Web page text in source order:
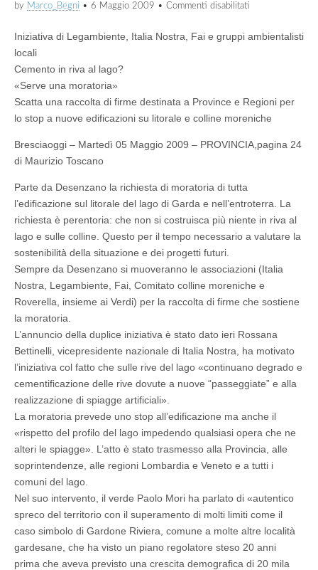
by Marco_Begni • 6 Maggio 2009 • Commenti disabilitati
riva
Iniziativa di Legambiente, Italia Nostra, Fai e gruppi ambientalisti
locali
Cemento in riva al lago?
«Serve una moratoria»
Scatta una raccolta di firme destinata a Province e Regioni per
lo stop a nuove edificazioni su litorale e colline moreniche
Bresciaoggi – Martedì 05 Maggio 2009 – PROVINCIA,pagina 24
di Maurizio Toscano
Parte da Desenzano la richiesta di moratoria di tutta
l’edificazione sul litorale del lago di Garda e nell’entroterra. La
richiesta è perentoria: che non si costruisca più niente in riva al
lago e sulle colline. Questo per il tempo necessario a valutare la
sostenibilità della situazione e dei progetti futuri.
Sempre da Desenzano si muoveranno le associazioni (Italia
Nostra, Legambiente, Fai, Comitato colline moreniche e
Roverella, insieme ai Verdi) per la raccolta di firme che sostiene
la moratoria.
L’annuncio della duplice iniziativa è stato dato ieri Rossana
Bettinelli, vicepresidente nazionale di Italia Nostra, ha motivato
l’iniziativa col fatto che sulle rive del lago «continuano degrado e
cementificazione delle rive dovute a nuove “passeggiate” e alla
realizzazione di spiagge artificiali».
La moratoria prevede uno stop all’edificazione ma anche il
«rispetto del profilo del lago impedendo qualsiasi opera che ne
alteri le spiagge». L’atto è stato trasmesso alla Provincia, alle
soprintendenze, alle regioni Lombardia e Veneto e a tutti i
comuni del lago.
Nel suo intervento, il verde Paolo Mori ha parlato di «autentico
spreco del territorio con il superamento di molti limiti come il
caso simbolo di Gardone Riviera, comune a molte altre località
gardesane, che ha visto un piano regolatore steso 20 anni
prima che aveva previsto una crescita demografica di 20 mila